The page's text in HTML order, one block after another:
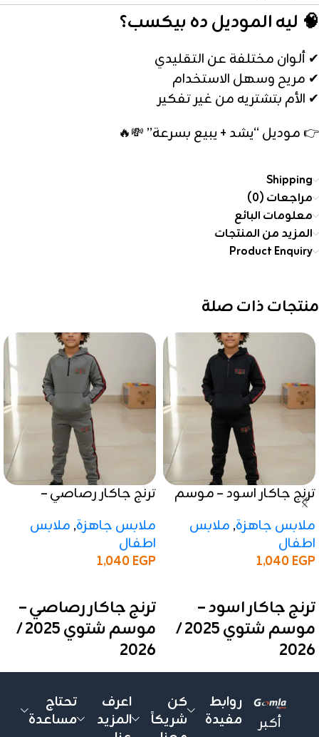
🧠 ليه الموديل ده بيكسب؟
✔ ألوان مختلفة عن التقليدي
✔ مريح وسهل الاستخدام
✔ الأم بتشتريه من غير تفكير
👉 موديل “يشد + يبيع بسرعة” 💸🔥
Shipping
مراجعات (0)
معلومات البائع
المزيد من المنتجات
Product Enquiry
منتجات ذات صلة
ترنج جاكار اسود – موسم
شتوي 2025 / 2026
ملابس جاهزة, ملابس
اطفال
1,040EGP
ترنج جاكار اسود –
موسم شتوي 2025 /
2026
❤️ بخامة فاخرة ومبطن
بجودة عالية، مناسب للأطفال
والمحير، تصميم عملي وأنيق،
وتشطيب عالمي
ترنج جاكار رصاصي –
ملابس جاهزة, ملابس
اطفال
1,040EGP
ترنج جاكار رصاصي –
موسم شتوي 2025 /
2026
❤️ بخامة فاخرة ومبطن
بجودة عالية، مناسب للأطفال
والمحير، تصميم عملي وأنيق،
وتشطيب عالمي
أكبر
روابط
مفيدة
كن
شريكاً
اعرف
المزيد
تحتاج
مساعدة